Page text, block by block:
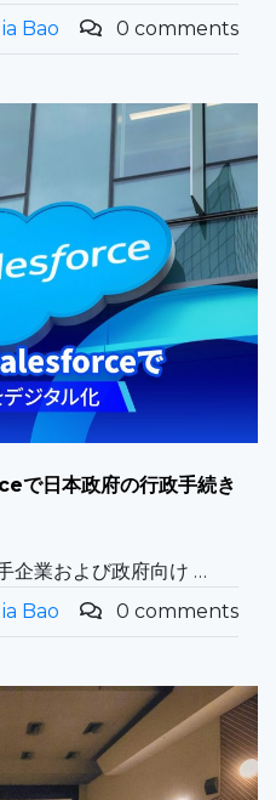
Bao 0 comments
日本政府の行政手続き
企業および政府向け …
Bao 0 comments